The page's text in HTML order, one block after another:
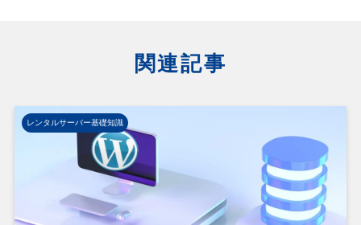
関連記事
レンタルサーバー基礎知識